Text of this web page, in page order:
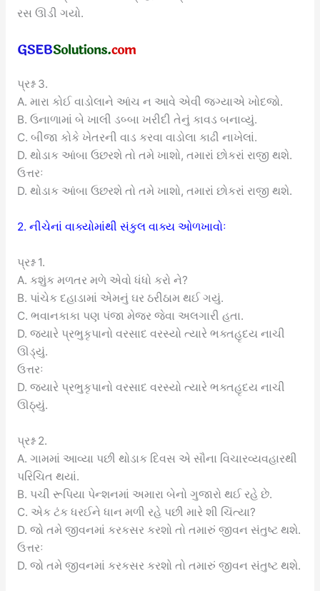
રસ ઊડી ગયો.
પ્રશ્ન 3.
A. મારા કોઈ વાડોલાને આંચ ન આવે એવી જગ્યાએ ખોદજો.
B. ઉનાળામાં બે ખાલી ડબ્બા ખરીદી તેનું કાવડ બનાવ્યું.
C. બીજા કોકે ખેતરની વાડ કરવા વાડોલા કાઢી નાખેલાં.
D. થોડાક આંબા ઉછરશે તો તમે ખાશો, તમારાં છોકરાં રાજી થશે.
ઉત્તરઃ
D. થોડાક આંબા ઉછરશે તો તમે ખાશો, તમારાં છોકરાં રાજી થશે.
2. નીચેનાં વાક્યોમાંથી સંકુલ વાક્ય ઓળખાવોઃ
પ્રશ્ન 1.
A. કશુંક મળતર મળે એવો ધંધો કરો ને?
B. પાંચેક દહાડામાં એમનું ઘર ઠરીઠામ થઈ ગયું.
C. ભવાનકાકા પણ પંજા મેજર જેવા અલગારી હતા.
D. જ્યારે પ્રભુકૃપાનો વરસાદ વરસ્યો ત્યારે ભક્તહૃદય નાચી
ઊડ્યું.
ઉત્તરઃ
D. જ્યારે પ્રભુકૃપાનો વરસાદ વરસ્યો ત્યારે ભક્તહૃદય નાચી
ઊઠ્યું.
પ્રશ્ન 2.
A. ગામમાં આવ્યા પછી થોડાક દિવસ એ સૌના વિચારવ્યવહારથી
પરિચિત થયાં.
B. પચી રૂપિયા પેન્શનમાં અમારા બેનો ગુજારો થઈ રહે છે.
C. એક ટંક ધરઈને ધાન મળી રહે પછી મારે શી ચિંત્યા?
D. જો તમે જીવનમાં કરકસર કરશો તો તમારું જીવન સંતુષ્ટ થશે.
ઉત્તરઃ
D. જો તમે જીવનમાં કરકસર કરશો તો તમારું જીવન સંતુષ્ટ થશે.